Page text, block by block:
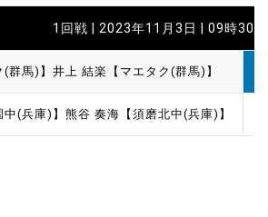
1回戦 | 2023年11月3日 | 09時30分
群馬)】 井上 結楽【マエタク(群馬)】
(兵庫)】 熊谷 奏海【須磨北中(兵庫)】